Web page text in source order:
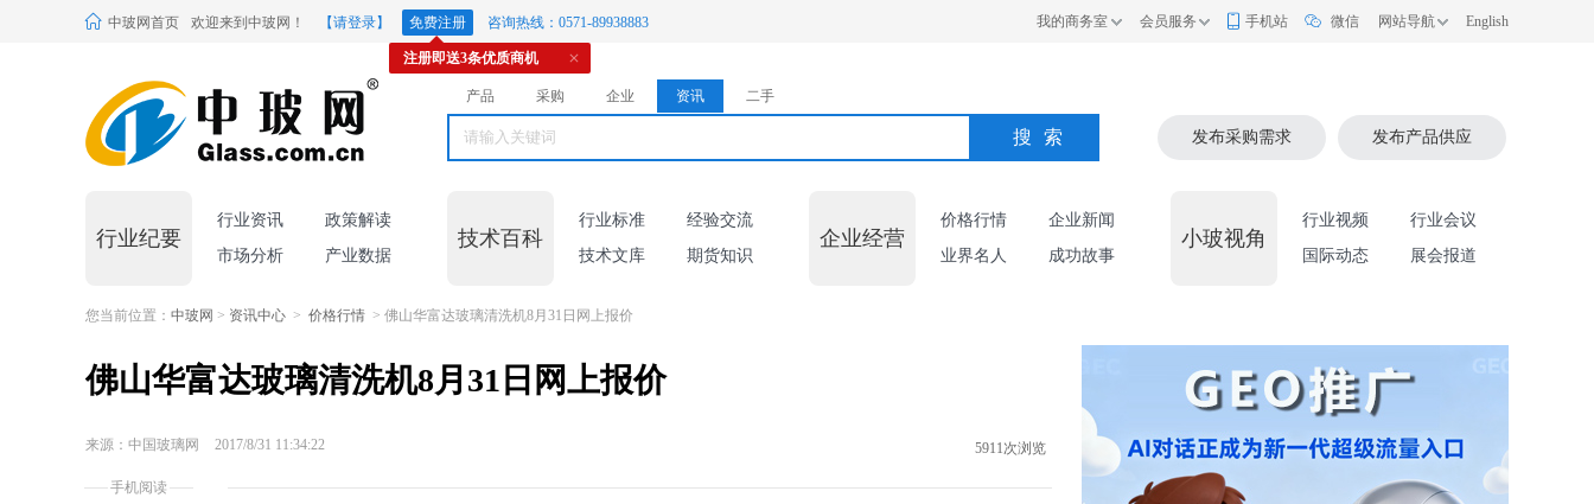
中玻网首页 欢迎来到中玻网！ 【请登录】 免费注册 咨询热线：0571-89938883
注册即送3条优质商机
我的商务室 会员服务 手机站 微信 网站导航 English
产品 采购 企业 资讯 二手
搜索 发布采购需求 发布产品供应
行业纪要
行业资讯
政策解读
市场分析
产业数据
技术百科
行业标准
经验交流
技术文库
期货知识
企业经营
价格行情
企业新闻
业界名人
成功故事
小玻视角
行业视频
行业会议
国际动态
展会报道
您当前位置： 中玻网 > 资讯中心 > 价格行情 > 佛山华富达玻璃清洗机8月31日网上报价
手机阅读
佛山华富达玻璃清洗机8月31日网上报价
来源：中国玻璃网 2017/8/31 11:34:22 5911次浏览